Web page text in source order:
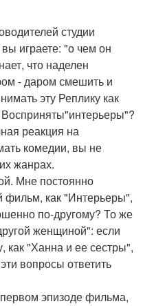
студии
играете: "о чем он
что наделен
- даром смешить и
эту Реплику как
реакция на
комедии, вы не
жанрах.
Мне постоянно
фильм, как "Интерьеры",
по-другому? То же
женщиной": если
как "Ханна и ее сестры",
вопросы ответить
эпизоде фильма,